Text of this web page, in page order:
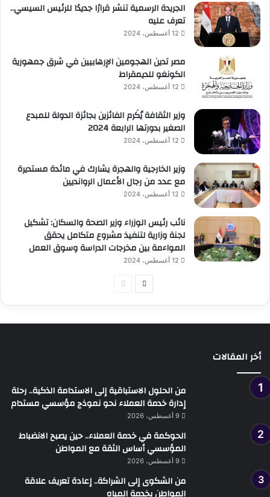
الجريدة الرسمية تنشر قرارًا جديدًا للرئيس السيسي..
تعرف عليه
12 أغسطس، 2024
مصر تدين الهجومين الإرهابيين في شرق جمهورية
الكونغو للديمقراط
12 أغسطس، 2024
وزير الثقافة يُكَرم الفائزين بجائزة الدولة للمبدع
الصغير بدورتها الرابعة 2024
12 أغسطس، 2024
وزير الخارجية والهجرة يشارك في مائدة مستديرة
مع عدد من رجال الأعمال الروانديين
12 أغسطس، 2024
نائب رئيس الوزراء وزير الصحة والسكان: تشكيل
لجنة وزارية لتنفيذ مشروع متكامل يحقق
المواءمة بين مخرجات الدراسة وسوق العمل
12 أغسطس، 2024
الصفحة
أخر المقالات
من الحلول الاستباقية إلى الاستدامة الذكية.. رحلة
إدارة خدمة العملاء نحو نموذج مؤسسي مستدام
9 أغسطس، 2026
الحوكمة في خدمة العملاء.. حين يصبح الانضباط
المؤسسي أساس الثقة مع المواطن
9 أغسطس، 2026
من الشكوى إلى الشراكة.. إعادة تعريف علاقة